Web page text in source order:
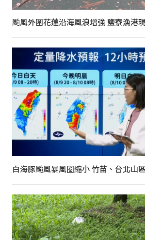
颱風外圍花蓮沿海風浪增強 鹽寮漁港
白海豚颱風暴風圈縮小 竹苗、台北山